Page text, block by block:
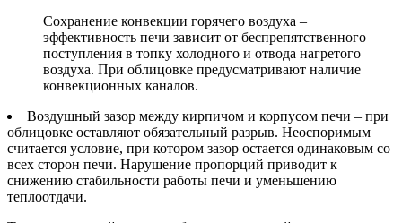
Сохранение конвекции горячего воздуха –
эффективность печи зависит от беспрепятственного
поступления в топку холодного и отвода нагретого
воздуха. При облицовке предусматривают наличие
конвекционных каналов.
Воздушный зазор между кирпичом и корпусом печи – при
облицовке оставляют обязательный разрыв. Неоспоримым
считается условие, при котором зазор остается одинаковым со
всех сторон печи. Нарушение пропорций приводит к
снижению стабильности работы печи и уменьшению
теплоотдачи.